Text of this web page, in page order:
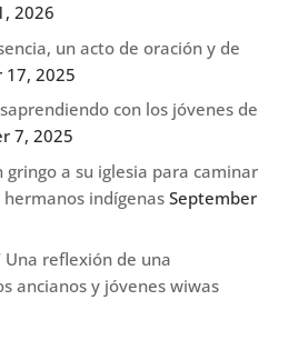
2026
un acto de oración y de
17, 2025
con los jóvenes de
7, 2025
gringo a su iglesia para caminar
indígenas September
Una reflexión de una
ancianos y jóvenes wiwas